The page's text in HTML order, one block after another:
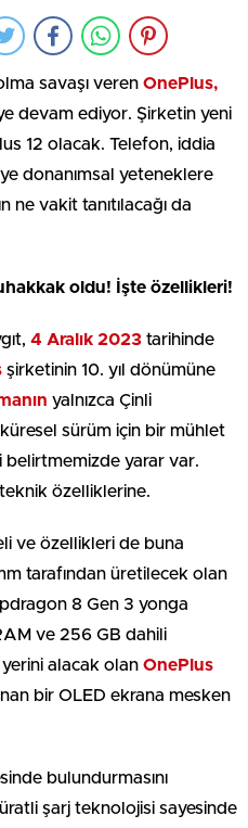
savaşı veren OnePlus,
devam ediyor. Şirketin yeni
12 olacak. Telefon, iddia
donanımsal yeteneklere
ne vakit tanıtılacağı da
oldu! İşte özellikleri!
4 Aralık 2023 tarihinde
şirketinin 10. yıl dönümüne
yalnızca Çinli
küresel sürüm için bir mühlet
yarar var.
özelliklerine.
ve özellikleri de buna
tarafından üretilecek olan
8 Gen 3 yonga
ve 256 GB dahili
alacak olan OnePlus
bir OLED ekrana mesken
bulundurmasını
şarj teknolojisi sayesinde